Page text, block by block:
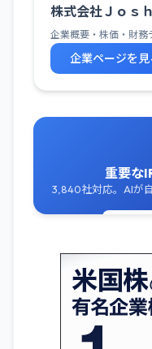
株式会社Ｊｏｓ
企業概要・株価・財務
企業ページを
重要な
3,840社対応。AIが